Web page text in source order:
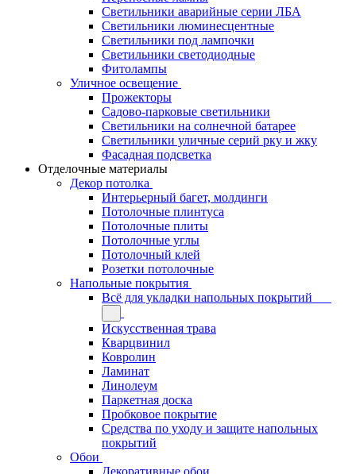
Светильники аварийные серии ЛБА
Светильники люминесцентные
Светильники под лампочки
Светильники светодиодные
Фитолампы
Уличное освещение
Прожекторы
Садово-парковые светильники
Светильники на солнечной батарее
Светильники уличные серий рку и жку
Фасадная подсветка
Отделочные материалы
Декор потолка
Интерьерный багет, молдинги
Потолочные плинтуса
Потолочные плиты
Потолочные углы
Потолочный клей
Розетки потолочные
Напольные покрытия
Всё для укладки напольных покрытий
Искусственная трава
Кварцвинил
Ковролин
Ламинат
Линолеум
Паркетная доска
Пробковое покрытие
Средства по уходу и защите напольных
покрытий
Обои
Декоративные обои